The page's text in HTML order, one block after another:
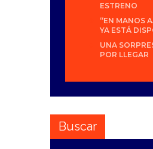
ESTRENO
“EN MANOS
YA ESTÁ
UNA
POR LLEGAR
Buscar